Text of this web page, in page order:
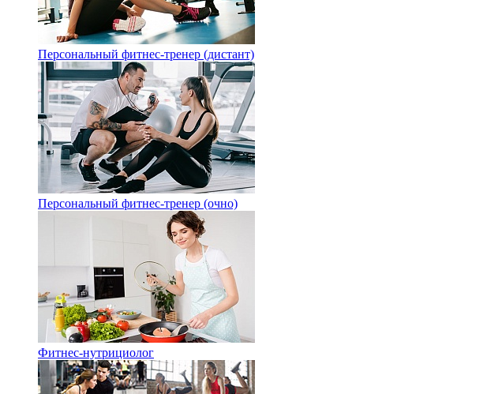
Персональный фитнес-тренер (дистант)
Персональный фитнес-тренер (очно)
Фитнес-нутрициолог